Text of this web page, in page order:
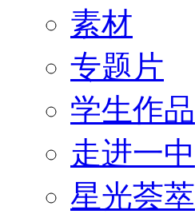
素材
专题片
学生作品
走进一中
星光荟萃